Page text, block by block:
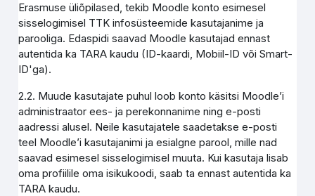
Erasmuse üliõpilased, tekib Moodle konto esimesel
sisselogimisel TTK infosüsteemide kasutajanime ja
parooliga. Edaspidi saavad Moodle kasutajad ennast
autentida ka TARA kaudu (ID-kaardi, Mobiil-ID või Smart-
ID'ga).
2.2. Muude kasutajate puhul loob konto käsitsi Moodle’i
administraator ees- ja perekonnanime ning e-posti
aadressi alusel. Neile kasutajatele saadetakse e-posti
teel Moodle’i kasutajanimi ja esialgne parool, mille nad
saavad esimesel sisselogimisel muuta. Kui kasutaja lisab
oma profiilile oma isikukoodi, saab ta ennast autentida ka
TARA kaudu.